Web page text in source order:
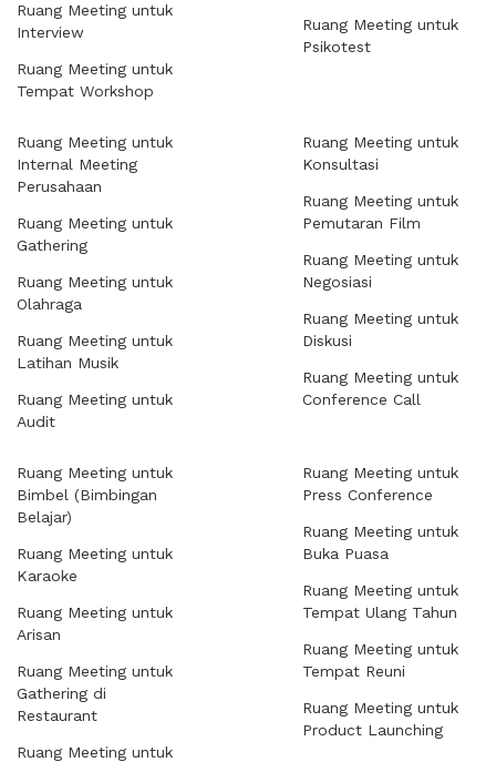
Ruang Meeting untuk
Interview
Ruang Meeting untuk
Tempat Workshop
Ruang Meeting untuk
Psikotest
Ruang Meeting untuk
Internal Meeting
Perusahaan
Ruang Meeting untuk
Gathering
Ruang Meeting untuk
Olahraga
Ruang Meeting untuk
Latihan Musik
Ruang Meeting untuk
Audit
Ruang Meeting untuk
Konsultasi
Ruang Meeting untuk
Pemutaran Film
Ruang Meeting untuk
Negosiasi
Ruang Meeting untuk
Diskusi
Ruang Meeting untuk
Conference Call
Ruang Meeting untuk
Bimbel (Bimbingan
Belajar)
Ruang Meeting untuk
Karaoke
Ruang Meeting untuk
Arisan
Ruang Meeting untuk
Gathering di
Restaurant
Ruang Meeting untuk
Ruang Meeting untuk
Press Conference
Ruang Meeting untuk
Buka Puasa
Ruang Meeting untuk
Tempat Ulang Tahun
Ruang Meeting untuk
Tempat Reuni
Ruang Meeting untuk
Product Launching